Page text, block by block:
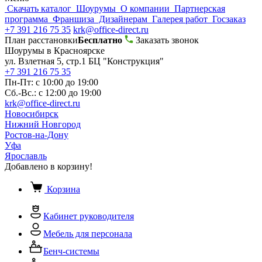
Скачать каталог Шоурумы О компании Партнерская
программа Франшиза Дизайнерам Галерея работ Госзаказ
+7 391 216 75 35 krk@office-direct.ru
План расстановкиБесплатно
Заказать звонок
Шоурумы в Красноярске
ул. Взлетная 5, стр.1 БЦ "Конструкция"
+7 391 216 75 35
Пн-Пт: с 10:00 до 19:00
Сб.-Вс.: с 12:00 до 19:00
krk@office-direct.ru
Новосибирск
Нижний Новгород
Ростов-на-Дону
Уфа
Ярославль
Добавлено в корзину!
Корзина
Кабинет руководителя
Мебель для персонала
Бенч-системы